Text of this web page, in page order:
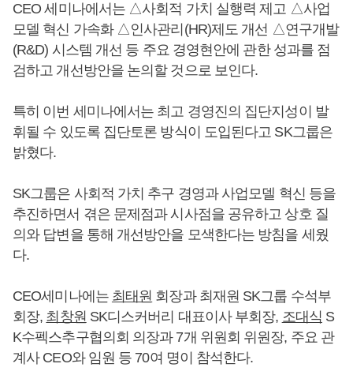
CEO 세미나에서는 △사회적 가치 실행력 제고 △사업
모델 혁신 가속화 △인사관리(HR)제도 개선 △연구개발
(R&D) 시스템 개선 등 주요 경영현안에 관한 성과를 점
검하고 개선방안을 논의할 것으로 보인다.
특히 이번 세미나에서는 최고 경영진의 집단지성이 발
휘될 수 있도록 집단토론 방식이 도입된다고 SK그룹은
밝혔다.
SK그룹은 사회적 가치 추구 경영과 사업모델 혁신 등을
추진하면서 겪은 문제점과 시사점을 공유하고 상호 질
의와 답변을 통해 개선방안을 모색한다는 방침을 세웠
다.
CEO세미나에는 최태원 회장과 최재원 SK그룹 수석부
회장, 최창원 SK디스커버리 대표이사 부회장, 조대식 S
K수펙스추구협의회 의장과 7개 위원회 위원장, 주요 관
계사 CEO와 임원 등 70여 명이 참석한다.